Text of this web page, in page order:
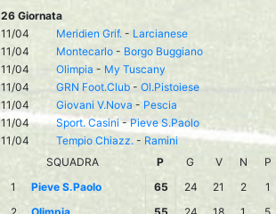
26 Giornata
11/04
Meridien Grif. - Larcianese
11/04
Montecarlo - Borgo Buggiano
11/04
Olimpia - My Tuscany
11/04
GRN Foot.Club - Ol.Pistoiese
11/04
Giovani V.Nova - Pescia
11/04
Sport. Casini-Pieve S.Paolo
11/04
Tempio Chiazz. - Ramini
SQUADRA
P G V N P
1
Pieve S.Paolo 65 24 21 2 1